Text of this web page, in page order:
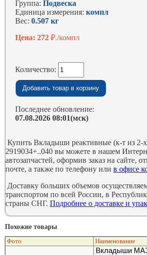
Группа:Подвеска
Единица измерения:компл
Вес:0.507 кг
Цена: 272₽./компл
Количество:
Последнее обновление:
07.08.2026 08:01(мск)
Купить Вкладыши реактивные (к-т из 2-
2919034+..040 вы можете в нашем
автозапчастей, оформив заказ на сайте,
почте, а также по телефону илив офисе
Доставку больших объемов
транспортом по всей России, в
страны СНГ.Подробнее о доставке и
Похожие товары
Фото Наименование
Вкладыши